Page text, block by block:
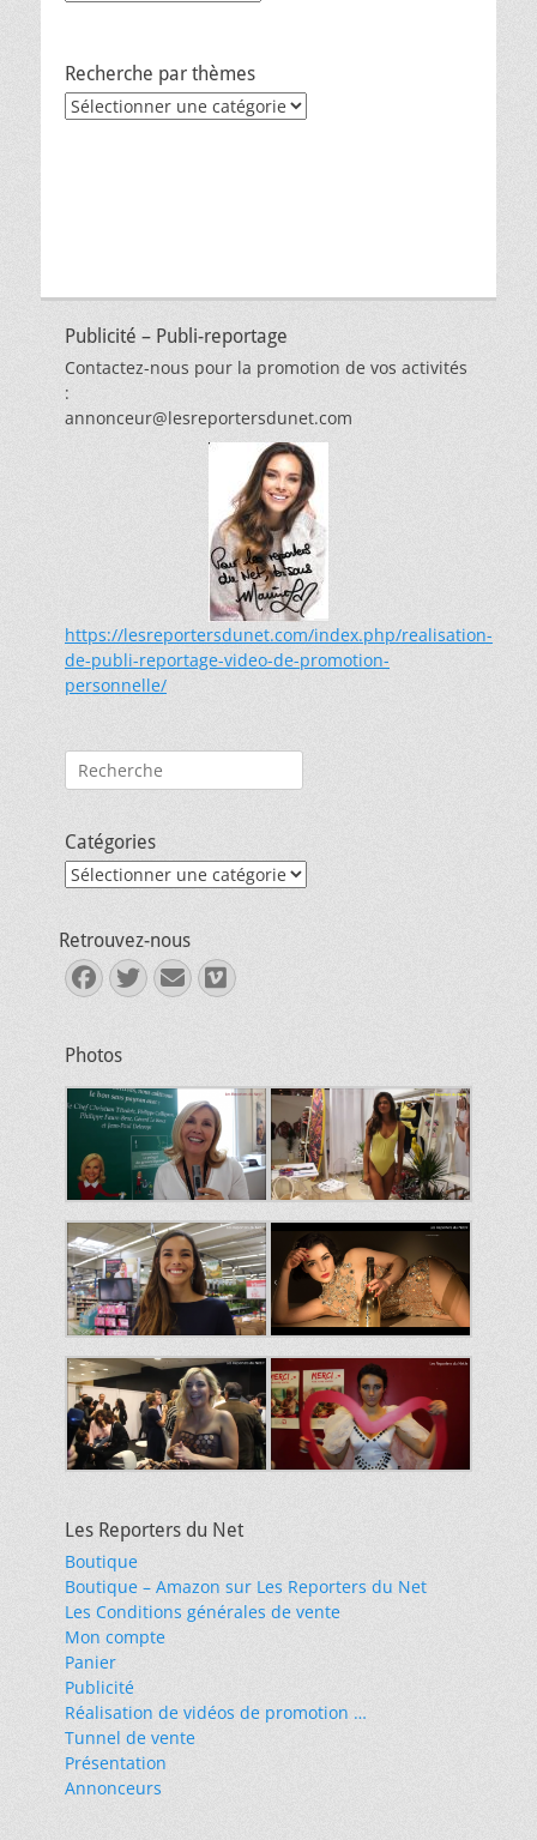
Recherche par thèmes
Recherche
Publicité – Publi-reportage
Contactez-nous pour la promotion de vos activités
:
annonceur@lesreportersdunet.com
https://lesreportersdunet.com/index.php/realisation-
de-publi-reportage-video-de-promotion-
personnelle/
Rechercher :
Catégories
Catégories
Retrouvez-nous
Facebook
Twitter
E-
mail
Vimeo
Photos
Les Reporters du Net
Boutique
Boutique – Amazon sur Les Reporters du Net
Les Conditions générales de vente
Mon compte
Panier
Publicité
Réalisation de vidéos de promotion …
Tunnel de vente
Présentation
Annonceurs